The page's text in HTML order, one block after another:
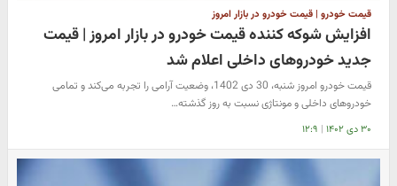
قیمت خودرو | قیمت خودرو در بازار امروز
افزایش شوکه کننده قیمت خودرو در بازار امروز | قیمت
جدید خودروهای داخلی اعلام شد
قیمت خودرو امروز شنبه، 30 دی 1402، وضعیت آرامی را تجربه می‌کند و تمامی
خودروهای داخلی و مونتاژی نسبت به روز گذشته…
۳۰ دی ۱۴۰۲ | ۱۲:۹